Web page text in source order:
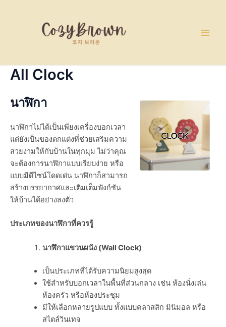
All Clock
นาฬิกา
นาฬิกาไม่ได้เป็นเพียงเครื่องบอกเวลา
แต่ยังเป็นของตกแต่งที่ช่วยเสริมความ
สวยงามให้กับบ้านในทุกมุม ไม่ว่าคุณ
จะต้องการนาฬิกาแบบเรียบง่าย หรือ
แบบมีดีไซน์โดดเด่น นาฬิกาก็สามารถ
สร้างบรรยากาศและเติมเต็มฟังก์ชัน
ให้บ้านได้อย่างลงตัว
ประเภทของนาฬิกาที่ควรรู้
นาฬิกาแขวนผนัง (Wall Clock)
เป็นประเภทที่ได้รับความนิยมสูงสุด
ใช้สำหรับบอกเวลาในพื้นที่ส่วนกลาง เช่น ห้องนั่งเล่น
ห้องครัว หรือห้องประชุม
มีให้เลือกหลายรูปแบบ ทั้งแบบคลาสสิก มินิมอล หรือ
สไตล์วินเทจ